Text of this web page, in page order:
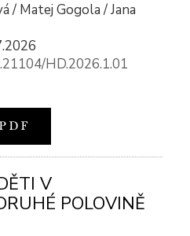
/ Matej Gogola / Jana
HD.2026.1.01
PDF
V
POLOVINĚ